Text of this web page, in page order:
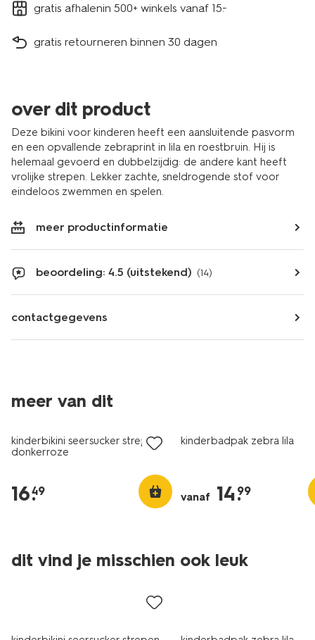
gratis afhalenin 500+ winkels vanaf 15.-
gratis retourneren binnen 30 dagen
over dit product
Deze bikini voor kinderen heeft een aansluitende pasvorm
en een opvallende zebraprint in lila en roestbruin. Hij is
helemaal gevoerd en dubbelzijdig: de andere kant heeft
vrolijke strepen. Lekker zachte, sneldrogende stof voor
eindeloos zwemmen en spelen.
meer productinformatie
beoordeling: 4.5 (uitstekend) (14)
contactgegevens
meer van dit
kinderbikini seersucker strepen
donkerroze
16.
49
kinderbadpak zebra lila
vanaf 14.
99
dit vind je misschien ook leuk